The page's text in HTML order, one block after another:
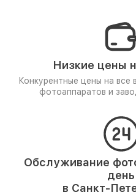
Низкие цены
Конкурентные цены на все
фотоаппаратов и
Обслуживание
день
в Санкт-